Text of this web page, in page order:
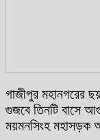
গাজীপুর মহানগরের
গুজবে তিনটি বাসে
ময়মনসিংহ মহাসড়ক